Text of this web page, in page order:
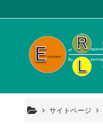
サイトページ